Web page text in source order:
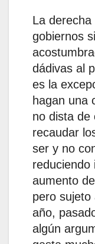
La
gobiernos
dádivas al
es la
hagan una
no dista de
recaudar
ser y no
reduciendo
aumento
pero sujeto
año,
algún